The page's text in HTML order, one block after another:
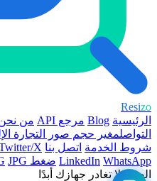
Resizo
الرئيسية Blog مرجع API من
التواصلمغير حجم صور التجارة
شروط الخدمة اتصل بنا X
LinkedIn WhatsApp ضغط PNG JPG إلى WebP
الصور لا تغادر جهازك أبدًا